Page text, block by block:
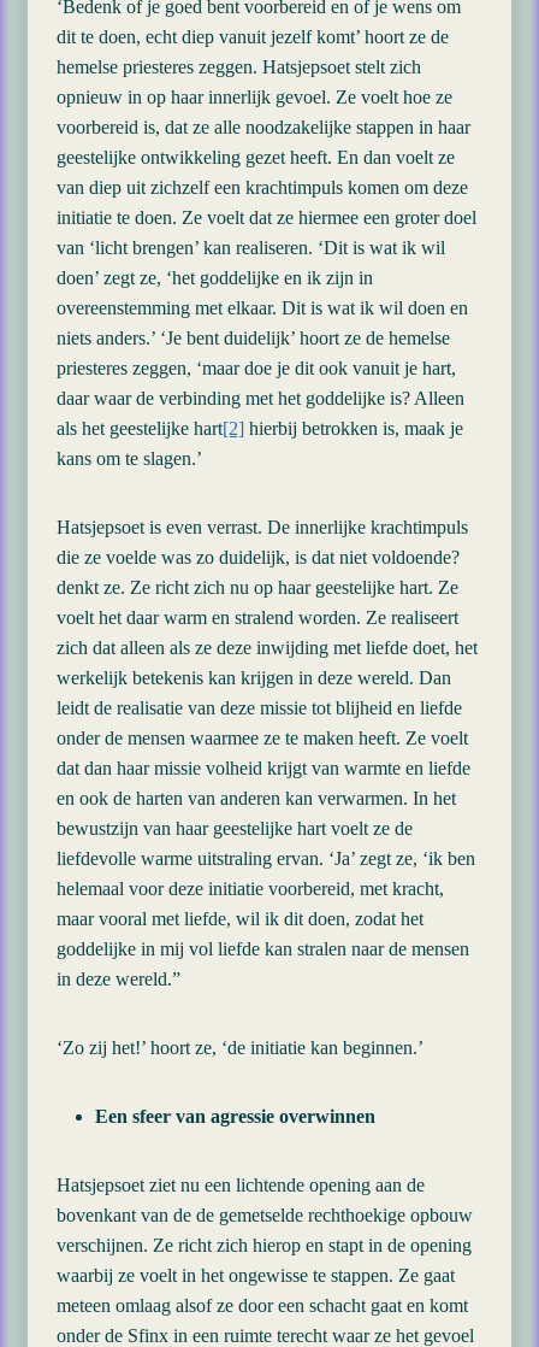
‘Bedenk of je goed bent voorbereid en of je wens om
dit te doen, echt diep vanuit jezelf komt’ hoort ze de
hemelse priesteres zeggen. Hatsjepsoet stelt zich
opnieuw in op haar innerlijk gevoel. Ze voelt hoe ze
voorbereid is, dat ze alle noodzakelijke stappen in haar
geestelijke ontwikkeling gezet heeft. En dan voelt ze
van diep uit zichzelf een krachtimpuls komen om deze
initiatie te doen. Ze voelt dat ze hiermee een groter doel
van ‘licht brengen’ kan realiseren. ‘Dit is wat ik wil
doen’ zegt ze, ‘het goddelijke en ik zijn in
overeenstemming met elkaar. Dit is wat ik wil doen en
niets anders.’ ‘Je bent duidelijk’ hoort ze de hemelse
priesteres zeggen, ‘maar doe je dit ook vanuit je hart,
daar waar de verbinding met het goddelijke is? Alleen
als het geestelijke hart[2] hierbij betrokken is, maak je
kans om te slagen.’
Hatsjepsoet is even verrast. De innerlijke krachtimpuls
die ze voelde was zo duidelijk, is dat niet voldoende?
denkt ze. Ze richt zich nu op haar geestelijke hart. Ze
voelt het daar warm en stralend worden. Ze realiseert
zich dat alleen als ze deze inwijding met liefde doet, het
werkelijk betekenis kan krijgen in deze wereld. Dan
leidt de realisatie van deze missie tot blijheid en liefde
onder de mensen waarmee ze te maken heeft. Ze voelt
dat dan haar missie volheid krijgt van warmte en liefde
en ook de harten van anderen kan verwarmen. In het
bewustzijn van haar geestelijke hart voelt ze de
liefdevolle warme uitstraling ervan. ‘Ja’ zegt ze, ‘ik ben
helemaal voor deze initiatie voorbereid, met kracht,
maar vooral met liefde, wil ik dit doen, zodat het
goddelijke in mij vol liefde kan stralen naar de mensen
in deze wereld.”
‘Zo zij het!’ hoort ze, ‘de initiatie kan beginnen.’
Een sfeer van agressie overwinnen
Hatsjepsoet ziet nu een lichtende opening aan de
bovenkant van de de gemetselde rechthoekige opbouw
verschijnen. Ze richt zich hierop en stapt in de opening
waarbij ze voelt in het ongewisse te stappen. Ze gaat
meteen omlaag alsof ze door een schacht gaat en komt
onder de Sfinx in een ruimte terecht waar ze het gevoel